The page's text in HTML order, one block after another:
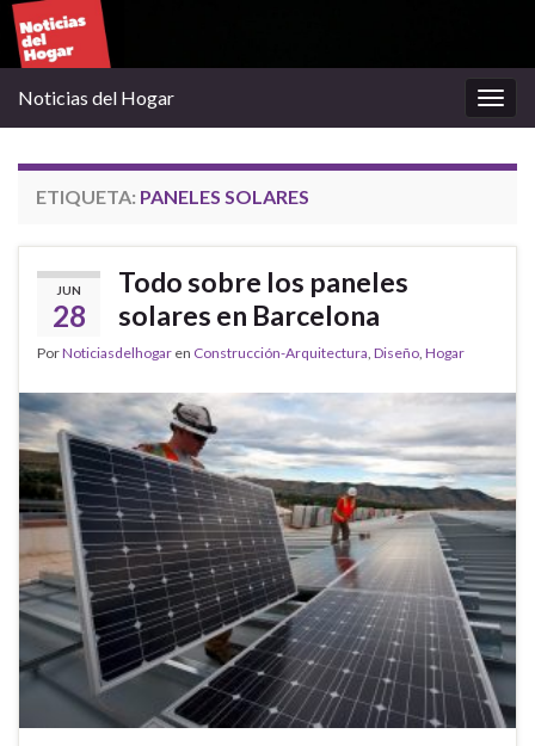
la
Noticias del Hogar
ETIQUETA: PANELES SOLARES
JUN
28
Todo sobre los paneles
solares en Barcelona
PorNoticiasdelhogar en Construcción-Arquitectura, Diseño, Hogar